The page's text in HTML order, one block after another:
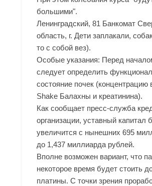
большими".
Ленинградский, 81 Банкомат
область, г. Дети заплакали,
то с собой вез).
Особые указания: Перед
следует определить
состояние почек (концентрацию
Shake Балахны и креатинина).
Как сообщает пресс-служба
организации, уставный капитал
увеличится с нынешних 695
до 1,437 миллиарда рублей.
Вполне возможен вариант, что
некоторое время будет стоить
платины. С точки зрения